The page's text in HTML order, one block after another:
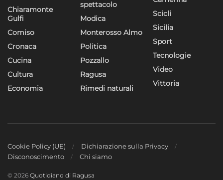
Chiaramonte
Gulfi
Comiso
Cronaca
Cucina
Cultura
Economia
spettacolo
Modica
Monterosso Almo
Politica
Pozzallo
Ragusa
Rimedi naturali
Scicli
Sicilia
Sport
Tecnologie
Video
Vittoria
Cookie Policy (UE)
Dichiarazione sulla Privacy
Disconoscimento
Chi siamo
© 2026 Quotidiano di Ragusa